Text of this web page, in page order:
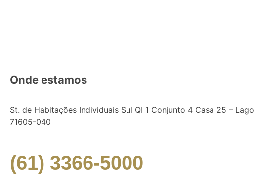
Onde estamos
St. de Habitações Individuais Sul QI 1 Conjunto 4 Casa 25 –
71605-040
(61) 3366-5000